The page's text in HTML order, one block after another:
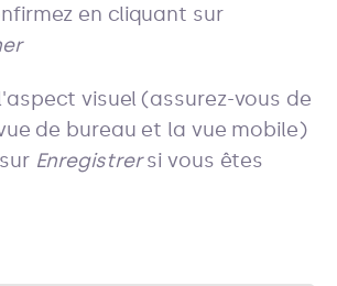
en cliquant sur
visuel (assurez-vous de
de bureau et la vue mobile)
Enregistrersi vous êtes